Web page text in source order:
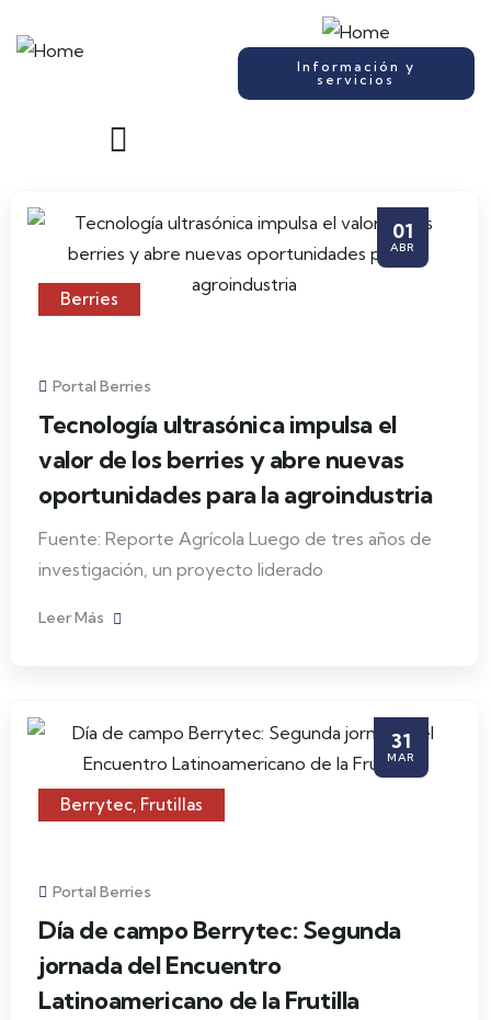
Información y
servicios
01
ABR
Berries
Portal Berries
Tecnología ultrasónica impulsa el
valor de los berries y abre nuevas
oportunidades para la agroindustria
Fuente: Reporte Agrícola Luego de tres años de
investigación, un proyecto liderado
Leer Más
31
MAR
Berrytec, Frutillas
Portal Berries
Día de campo Berrytec: Segunda
jornada del Encuentro
Latinoamericano de la Frutilla